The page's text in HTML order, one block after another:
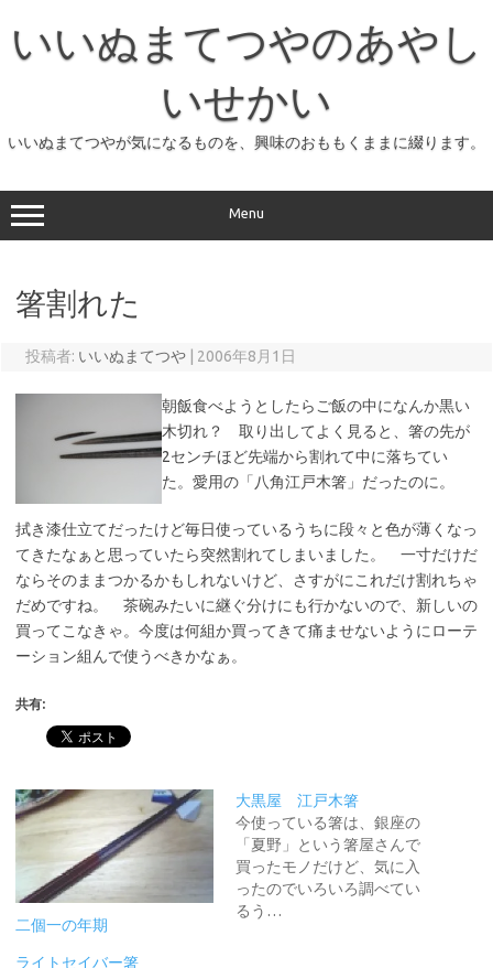
プ
いいぬまてつやのあやし
いせかい
いいぬまてつやが気になるものを、興味のおももくままに綴ります。
Menu
箸割れた
投稿者: いいぬまてつや 2006年8月1日
朝飯食べようとしたらご飯の中になんか黒い
木切れ？ 取り出してよく見ると、箸の先が
2センチほど先端から割れて中に落ちてい
た。愛用の「八角江戸木箸」だったのに。
拭き漆仕立てだったけど毎日使っているうちに段々と色が薄くなっ
てきたなぁと思っていたら突然割れてしまいました。 一寸だけだ
ならそのままつかるかもしれないけど、さすがにこれだけ割れちゃ
だめですね。 茶碗みたいに継ぐ分けにも行かないので、新しいの
買ってこなきゃ。今度は何組か買ってきて痛ませないようにローテ
ーション組んで使うべきかなぁ。
共有:
二個一の年期
大黒屋 江戸木箸
今使っている箸は、銀座の
「夏野」という箸屋さんで
買ったモノだけど、気に入
ったのでいろいろ調べてい
るう…
ライトセイバー箸